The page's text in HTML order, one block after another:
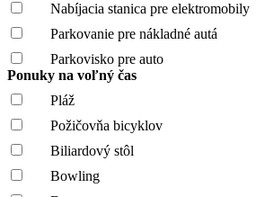
Nabíjacia stanica pre elektromobily
Parkovanie pre nákladné autá
Parkovisko pre auto
Ponuky na voľný čas
Pláž
Požičovňa bicyklov
Biliardový stôl
Bowling